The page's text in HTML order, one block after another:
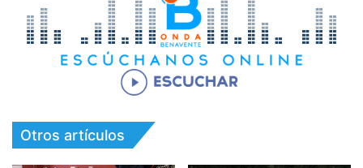
Otros artículos